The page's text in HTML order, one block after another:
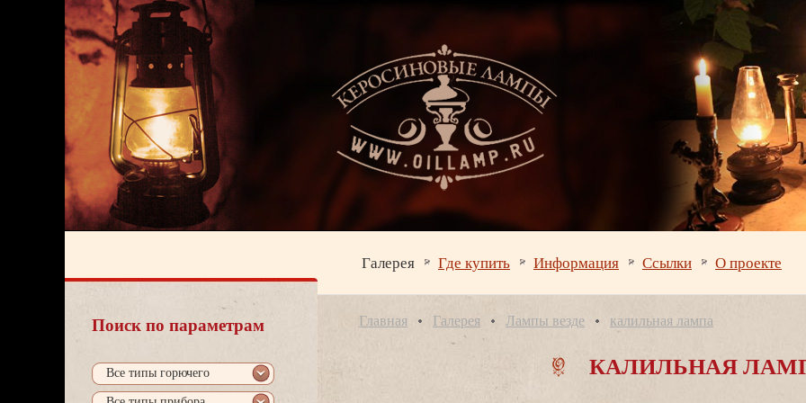
Галерея Где купить Информация Ссылки О проекте
Поиск по параметрам
се типы горючего
Главная Галерея Лампы везде калильная лампа
КАЛИЛЬНАЯ